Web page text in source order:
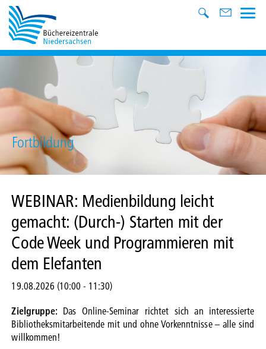
Fortbildung
WEBINAR: Medienbildung leicht
gemacht: (Durch-) Starten mit der
Code Week und Programmieren mit
dem Elefanten
19.08.2026 (10:00 - 11:30)
Zielgruppe: Das Online-Seminar richtet sich an interessierte
Bibliotheksmitarbeitende mit und ohne Vorkenntnisse – alle sind
willkommen!